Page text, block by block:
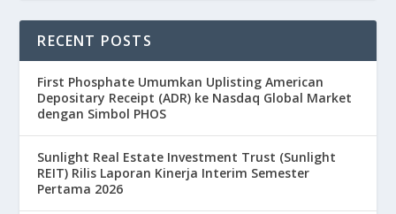
RECENT POSTS
First Phosphate Umumkan Uplisting American
Depositary Receipt (ADR) ke Nasdaq Global Market
dengan Simbol PHOS
Sunlight Real Estate Investment Trust (Sunlight
REIT) Rilis Laporan Kinerja Interim Semester
Pertama 2026